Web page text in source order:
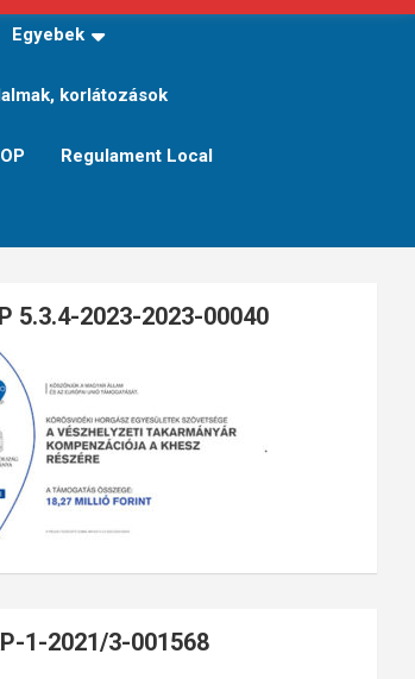
Egyebek
korlátozások
Regulament Local
5.3.4-2023-2023-00040
1-2021/3-001568